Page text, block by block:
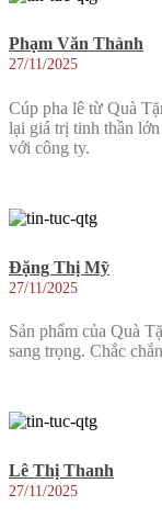
Phạm Văn Thành
27/11/2025
Cúp pha lê từ Quà
lại giá trị tinh thần
với công ty.
Đặng Thị Mỹ
27/11/2025
Sản phẩm của Quà
sang trọng. Chắc
Lê Thị Thanh
27/11/2025